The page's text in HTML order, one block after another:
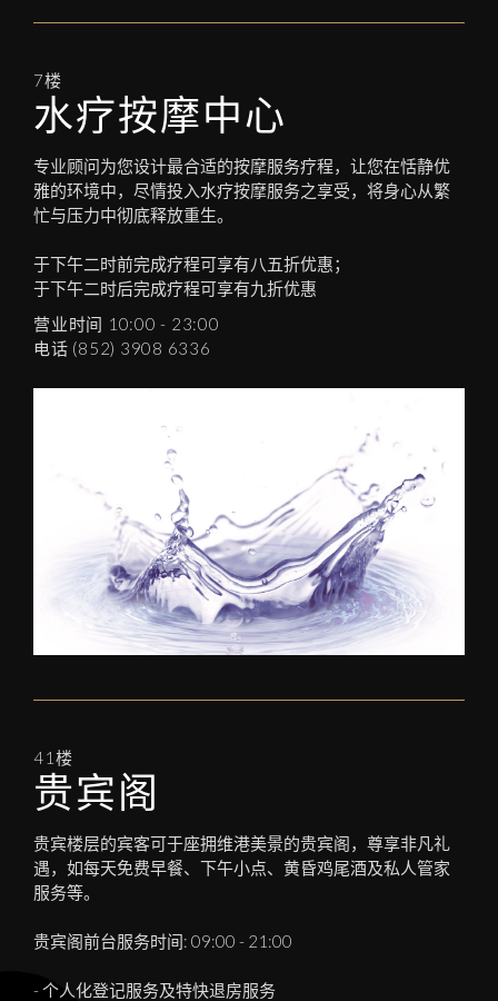
7楼
水疗按摩中心
专业顾问为您设计最合适的按摩服务疗程，让您在恬静优
雅的环境中，尽情投入水疗按摩服务之享受，将身心从繁
忙与压力中彻底释放重生。
于下午二时前完成疗程可享有八五折优惠；
于下午二时后完成疗程可享有九折优惠
营业时间 10:00 - 23:00
电话 (852) 3908 6336
41楼
贵宾阁
贵宾楼层的宾客可于座拥维港美景的贵宾阁，尊享非凡礼
遇，如每天免费早餐、下午小点、黄昏鸡尾酒及私人管家
服务等。
贵宾阁前台服务时间: 09:00 - 21:00
- 个人化登记服务及特快退房服务